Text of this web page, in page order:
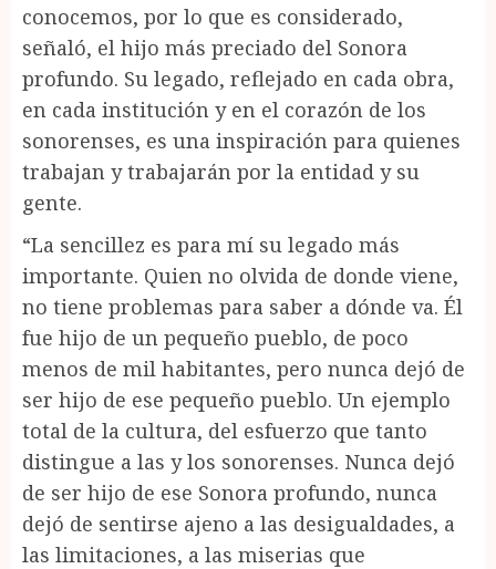
conocemos, por lo que es considerado,
señaló, el hijo más preciado del Sonora
profundo. Su legado, reflejado en cada obra,
en cada institución y en el corazón de los
sonorenses, es una inspiración para quienes
trabajan y trabajarán por la entidad y su
gente.
“La sencillez es para mí su legado más
importante. Quien no olvida de donde viene,
no tiene problemas para saber a dónde va. Él
fue hijo de un pequeño pueblo, de poco
menos de mil habitantes, pero nunca dejó de
ser hijo de ese pequeño pueblo. Un ejemplo
total de la cultura, del esfuerzo que tanto
distingue a las y los sonorenses. Nunca dejó
de ser hijo de ese Sonora profundo, nunca
dejó de sentirse ajeno a las desigualdades, a
las limitaciones, a las miserias que